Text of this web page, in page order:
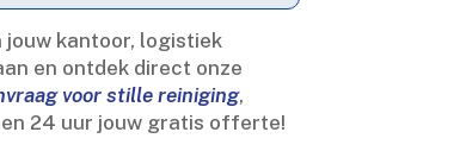
kantoor, logistiek
en ontdek direct onze
voor stille reiniging,
24 uur jouw gratis offerte!